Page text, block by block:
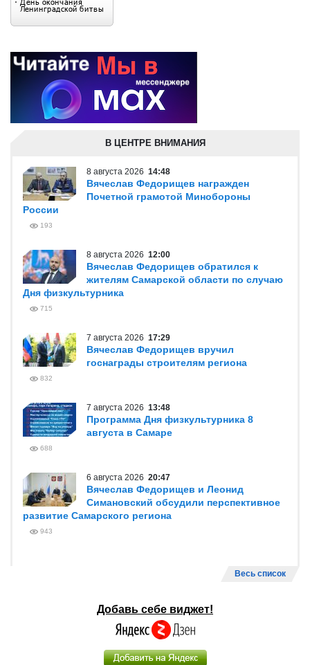
В ЦЕНТРЕ ВНИМАНИЯ
8 августа 2026 14:48
Вячеслав Федорищев награжден
Почетной грамотой Минобороны
России
193
8 августа 2026 12:00
Вячеслав Федорищев обратился к
жителям Самарской области по случаю
Дня физкультурника
715
7 августа 2026 17:29
Вячеслав Федорищев вручил
госнаграды строителям региона
832
7 августа 2026 13:48
Программа Дня физкультурника 8
августа в Самаре
688
6 августа 2026 20:47
Вячеслав Федорищев и Леонид
Симановский обсудили перспективное
развитие Самарского региона
943
Весь список
Добавь себе виджет!